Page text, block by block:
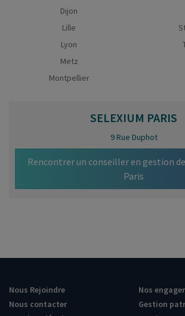
Dijon
Lille
Lyon
Metz
Montpellier
SELEXIUM PARIS
9 Rue Duphot
Rencontrer un conseiller en gestion
Paris
Nous Rejoindre
Nous contacter
Nos
Gestion